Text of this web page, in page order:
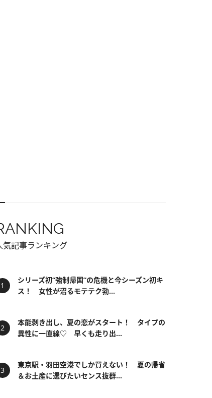
気記事ランキング
シリーズ初“強制帰国”の危機と今シーズン初キ
ス！ 女性が沼るモテテク勃...
本能剥き出し、夏の恋がスタート！ タイプの
異性に一直線♡ 早くも走り出...
東京駅・羽田空港でしか買えない！ 夏の帰省
＆お土産に選びたいセンス抜群...